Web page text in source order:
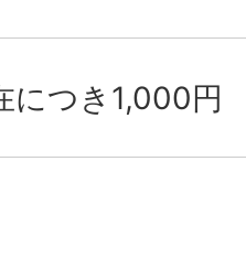
につき1,000円